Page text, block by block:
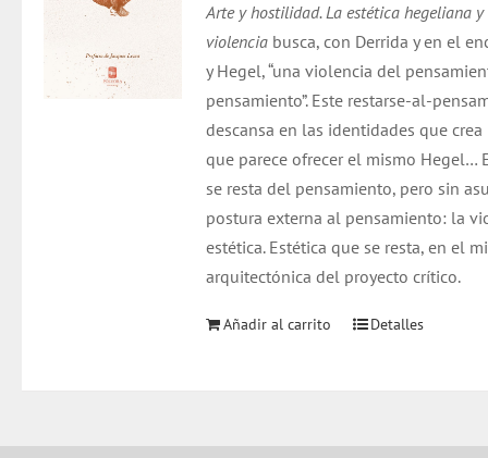
era:
$ 15.000.
es:
$ 8.000.
Arte y hostilidad. La estética hegeliana
violencia busca, con Derrida y en el
y Hegel, “una violencia del
pensamiento”. Este restarse-al-
descansa en las identidades que
que parece ofrecer el mismo Hegel…
se resta del pensamiento, pero sin
postura externa al pensamiento: la
estética. Estética que se resta, en el
arquitectónica del proyecto crítico.
Añadir al carrito Detalles